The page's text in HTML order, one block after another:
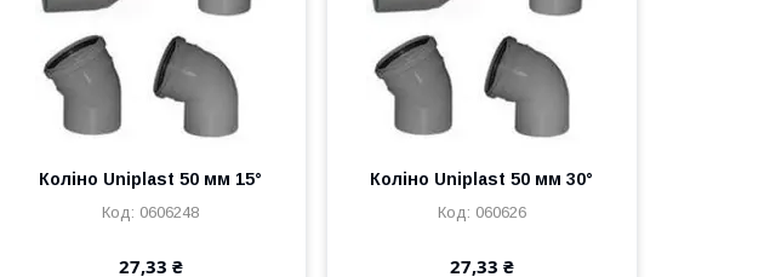
Коліно Uniplast 50 мм 15°
0606248
27,33 ₴
Коліно Uniplast 50 мм 30°
060626
27,33 ₴